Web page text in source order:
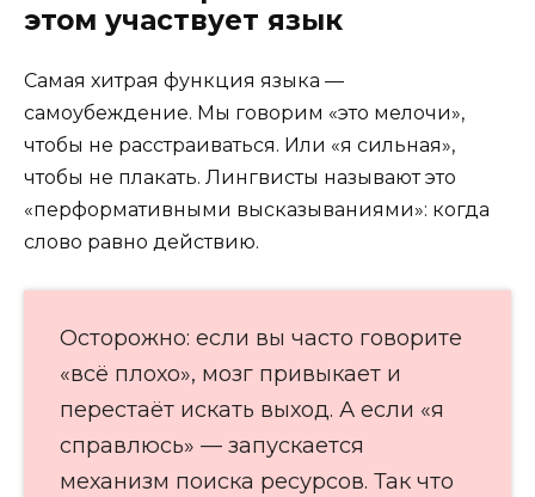
этом участвует язык
Самая хитрая функция языка —
самоубеждение. Мы говорим «это мелочи»,
чтобы не расстраиваться. Или «я сильная»,
чтобы не плакать. Лингвисты называют это
«перформативными высказываниями»: когда
слово равно действию.
Осторожно: если вы часто говорите
«всё плохо», мозг привыкает и
перестаёт искать выход. А если «я
справлюсь» — запускается
механизм поиска ресурсов. Так что